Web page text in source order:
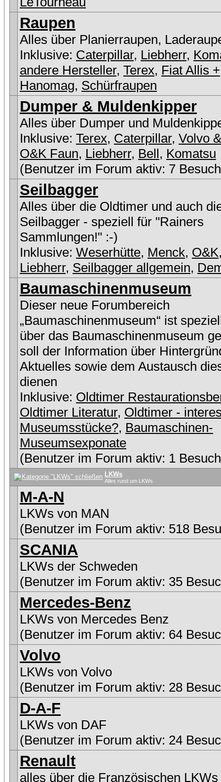
Raupen
Alles über Planierraupen,
Inklusive: Caterpillar, Liebherr,
andere Hersteller, Terex, Fiat Allis +
Hanomag, Schürfraupen
Dumper & Muldenkipper
Alles über Dumper und
Inklusive: Terex, Caterpillar, Volvo
O&K Faun, Liebherr, Bell, Komatsu
(Benutzer im Forum aktiv: 7
Seilbagger
Alles über die Oldtimer und auch
Seilbagger - speziell für "Rainers
Sammlungen!" :-)
Inklusive: Weserhütte, Menck, O&K
Liebherr, Seilbagger allgemein,
Baumaschinenmuseum
Dieser neue Forumbereich
„Baumaschinenmuseum“ ist
über das Baumaschinenmuseum
soll der Information über
Aktuelles sowie dem Austausch
dienen
Inklusive: Oldtimer
Oldtimer Literatur, Oldtimer -
Museumsstücke?, Baumaschinen-
Museumsexponate
(Benutzer im Forum aktiv: 1
LKWs
Alles rund um LKWs
M-A-N
LKWs von MAN
(Benutzer im Forum aktiv: 518
SCANIA
LKWs der Schweden
(Benutzer im Forum aktiv: 35
Mercedes-Benz
LKWs von Mercedes Benz
(Benutzer im Forum aktiv: 64
Volvo
LKWs von Volvo
(Benutzer im Forum aktiv: 28
D-A-F
LKWs von DAF
(Benutzer im Forum aktiv: 24
Renault
alles über die Französischen LKWs